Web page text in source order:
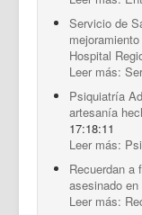
Servicio de
Hospital
Leer más:
Psiquiatría
artesanía
17:18:11
Leer más:
Recuerdan a
asesinado
Leer más: